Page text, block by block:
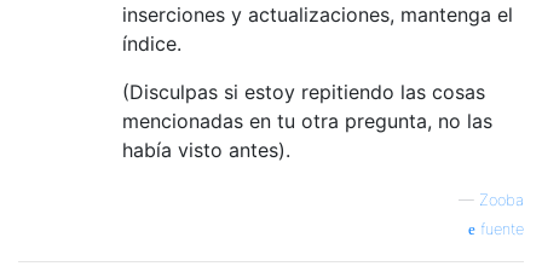
inserciones y actualizaciones, mantenga el
índice.
(Disculpas si estoy repitiendo las cosas
mencionadas en tu otra pregunta, no las
había visto antes).
— Zooba
fuente